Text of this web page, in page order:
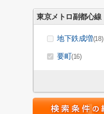
東京メトロ副都心線
地下鉄成増(18)
要町(16)